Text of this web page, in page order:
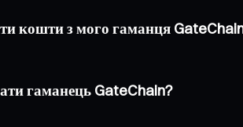
кошти з мого гаманця
гаманець GateChain?